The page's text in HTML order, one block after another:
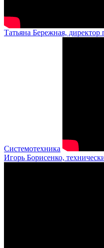
Татьяна Бережная,
Системотехника
Игорь Борисенко,